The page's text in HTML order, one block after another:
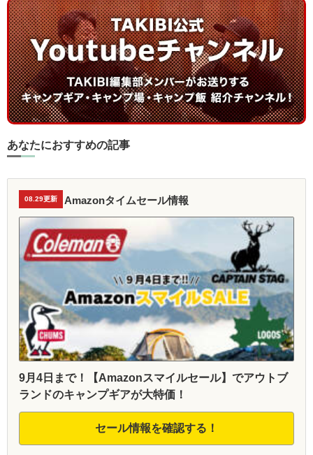
あなたにおすすめの記事
08.29更新 Amazonタイムセール情報
9月4日まで！【Amazonスマイルセール】でアウトブ
ランドのキャンプギアが大特価！
セール情報を確認する！